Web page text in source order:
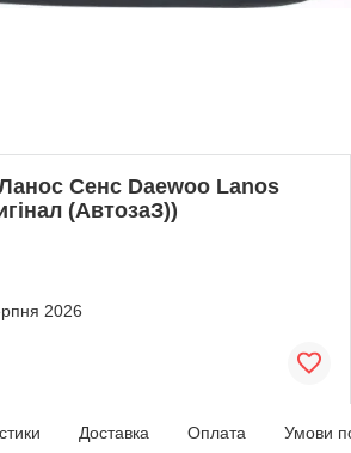
Сенс Daewoo Lanos
(АвтозаЗ))
2026
Доставка Оплата Умови